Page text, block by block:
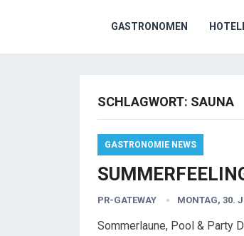
GASTRONOMEN
SCHLAGWORT: SAUNA
GASTRONOMIE NEWS
PR-GATEWAY MONTAG, 30.
Sommerlaune, Pool & Party